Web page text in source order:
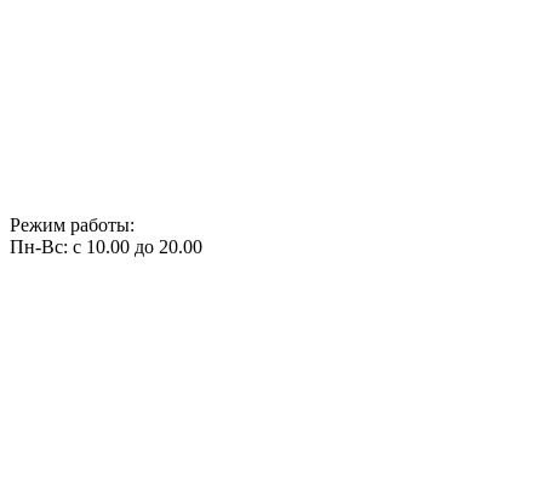
Режим работы:
Пн-Вс: с 10.00 до 20.00